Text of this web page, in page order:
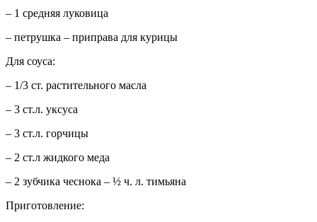
– 1 средняя луковица
– петрушка – приправа для курицы
Для соуса:
– 1/3 ст. растительного масла
– 3 ст.л. уксуса
– 3 ст.л. горчицы
– 2 ст.л жидкого меда
– 2 зубчика чеснока – ½ ч. л. тимьяна
Приготовление: